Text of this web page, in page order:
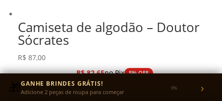
Camiseta de algodão – Doutor
Sócrates
R$ 87,00
R$82,65no Pix 5% OFF
ou em até 3x sem juros no cartão
🎁GANHE BRINDES GRÁTIS!
Adicione 2 peças de roupa para começar 0% ›